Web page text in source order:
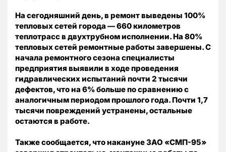
На сегодняшний день, в ремонт выведены 100%
тепловых сетей города — 660 километров
теплотрасс в двухтрубном исполнении. На 80%
тепловых сетей ремонтные работы завершены. С
начала ремонтного сезона специалисты
предприятия выявили в ходе проведения
гидравлических испытаний почти 2 тысячи
дефектов, что на 6% больше по сравнению с
аналогичным периодом прошлого года. Почти 1,7
тысячи повреждений устранены, остальные
остаются в работе.
Также сообщается, что накануне ЗАО «СМП-95»